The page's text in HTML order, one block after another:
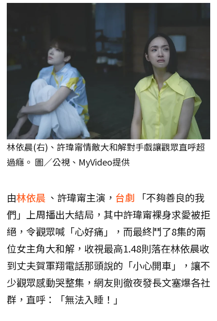
林依晨(右)、許瑋甯情敵大和解對手戲讓觀眾直呼超
過癮。 圖／公視、MyVideo提供
由林依晨 、許瑋甯主演， 台劇
「不夠善良的我
們」上周播出大結局，其中許瑋甯裸身求愛被拒
絕，令觀眾喊「心好痛」，而最終鬥了8集的兩
位女主角大和解，收視最高1.48則落在林依晨收
到丈夫賀軍翔電話那頭說的「小心開車」，讓不
少觀眾感動哭整集，網友則徹夜發長文塞爆各社
群，直呼：「無法入睡！」